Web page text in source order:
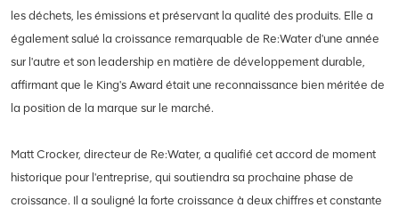
les déchets, les émissions et préservant la qualité des produits. Elle a
également salué la croissance remarquable de Re:Water d'une année
sur l'autre et son leadership en matière de développement durable,
affirmant que le King's Award était une reconnaissance bien méritée de
la position de la marque sur le marché.
Matt Crocker, directeur de Re:Water, a qualifié cet accord de moment
historique pour l'entreprise, qui soutiendra sa prochaine phase de
croissance. Il a souligné la forte croissance à deux chiffres et constante